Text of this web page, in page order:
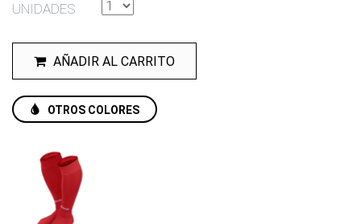
UNIDADES
AÑADIR AL CARRITO
OTROS COLORES